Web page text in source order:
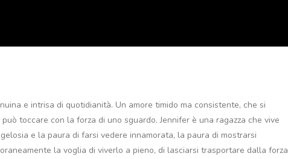
e intrisa di quotidianità. Un amore timido ma consistente, che si
toccare con la forza di uno sguardo. Jennifer è una ragazza che vive
e la paura di farsi vedere innamorata, la paura di mostrarsi
la voglia di viverlo a pieno, di lasciarsi trasportare dalla forza